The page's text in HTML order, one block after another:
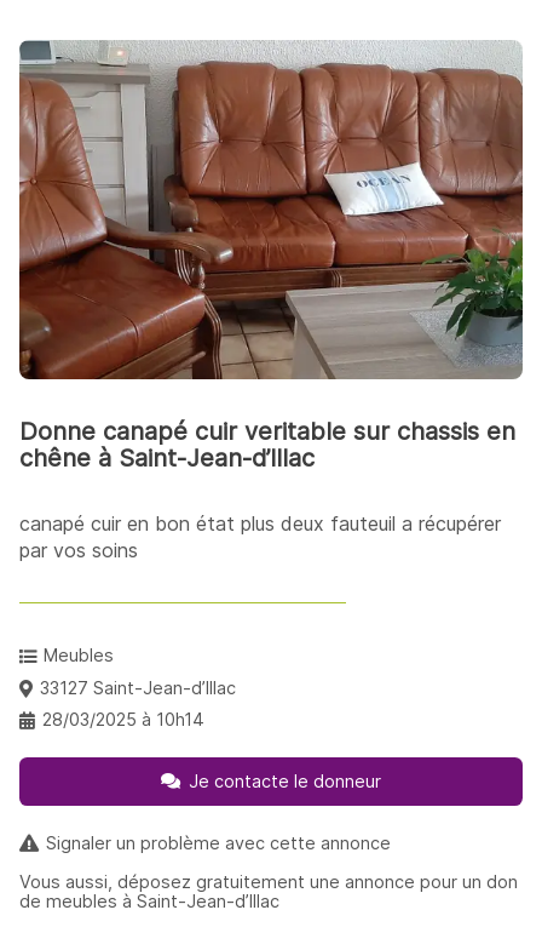
Donne canapé cuir veritable sur chassis en
chêne à Saint-Jean-d’Illac
canapé cuir en bon état plus deux fauteuil a récupérer
par vos soins
Meubles
33127 Saint-Jean-d’Illac
28/03/2025 à 10h14
Je contacte le donneur
Signaler un problème avec cette annonce
Vous aussi, déposez gratuitement une annonce pour un don
de meubles à Saint-Jean-d’Illac